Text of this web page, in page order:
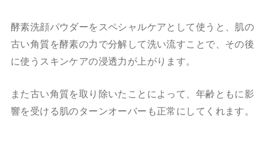
酵素洗顔パウダーをスペシャルケアとして使うと、肌の
古い角質を酵素の力で分解して洗い流すことで、その後
に使うスキンケアの浸透力が上がります。
また古い角質を取り除いたことによって、年齢ともに影
響を受ける肌のターンオーバーも正常にしてくれます。